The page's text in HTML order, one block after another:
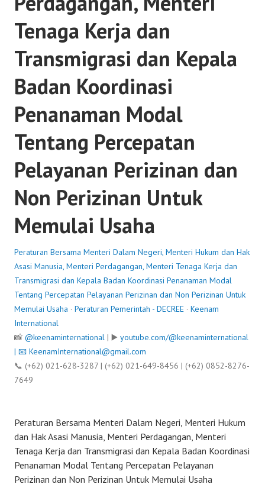
Tenaga Kerja dan
Transmigrasi dan Kepala
Badan Koordinasi
Penanaman Modal
Tentang Percepatan
Pelayanan Perizinan dan
Non Perizinan Untuk
Memulai Usaha
Peraturan Bersama Menteri Dalam Negeri, Menteri Hukum dan Hak
Asasi Manusia, Menteri Perdagangan, Menteri Tenaga Kerja dan
Transmigrasi dan Kepala Badan Koordinasi Penanaman Modal
Tentang Percepatan Pelayanan Perizinan dan Non Perizinan Untuk
Memulai Usaha · Peraturan Pemerintah - DECREE · Keenam
International
📸 @keenaminternational | ▶️ youtube.com/@keenaminternational
| 📧 KeenamInternational@gmail.com
📞 (+62) 021-628-3287 | (+62) 021-649-8456 | (+62) 0852-8276-
7649
Peraturan Bersama Menteri Dalam Negeri, Menteri Hukum
dan Hak Asasi Manusia, Menteri Perdagangan, Menteri
Tenaga Kerja dan Transmigrasi dan Kepala Badan Koordinasi
Penanaman Modal Tentang Percepatan Pelayanan
Perizinan dan Non Perizinan Untuk Memulai Usaha